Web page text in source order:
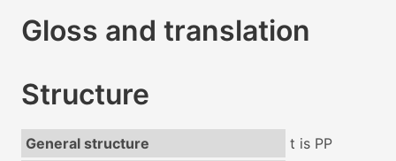
Gloss and translation
Structure
General structure
t is PP